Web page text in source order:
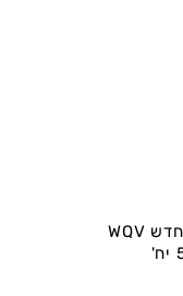
גישור 3 קטבים למהדק חדש WQV